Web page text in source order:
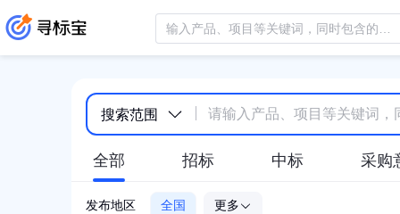
搜索范围
全部 招标 中标 采购
发布地区 全国 更多